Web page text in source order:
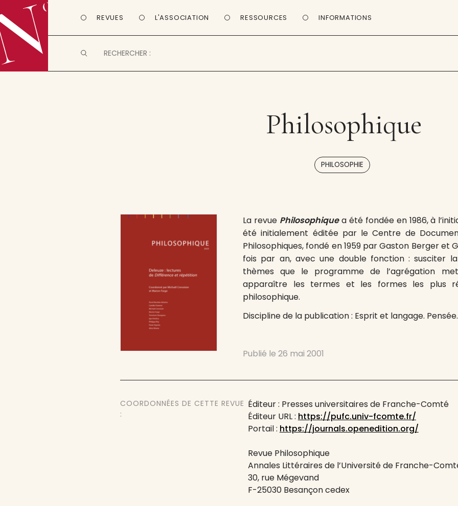
REVUES L'ASSOCIATION RESSOURCES INFORMATIONS
Philosophique
PHILOSOPHIE
La revue Philosophiquea été fondée en 1986, à
été initialement éditée par le Centre de
Philosophiques, fondé en 1959 par Gaston Berger et
fois par an, avec une double fonction : susciter
thèmes que le programme de l’agrégation
apparaître les termes et les formes les plus
philosophique.
Discipline de la publication : Esprit et langage.
Publié le26 mai 2001
COORDONNÉES DE CETTE REVUE
:
Éditeur : Presses universitaires de Franche-Comté
Éditeur URL : https://pufc.univ-fcomte.fr/
Portail : https://journals.openedition.org/
Revue Philosophique
Annales Littéraires de l’Université de Franche-
30, rue Mégevand
F-25030 Besançon cedex